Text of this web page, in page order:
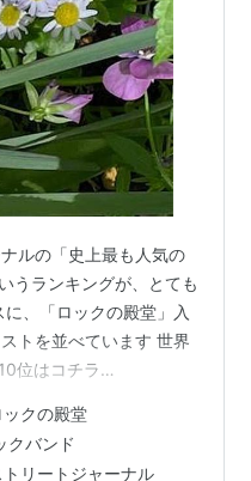
ルの「史上最も人気の
うランキングが、とても
、「ロックの殿堂」入
トを並べています 世界
位はコチラ
も、少数精鋭です ^_^
ックの殿堂
クバンド
リートジャーナル